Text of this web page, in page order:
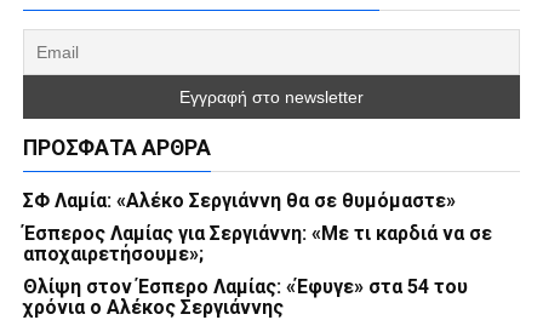
ΠΡΌΣΦΑΤΑ ΆΡΘΡΑ
ΣΦ Λαμία: «Αλέκο Σεργιάννη θα σε θυμόμαστε»
Έσπερος Λαμίας για Σεργιάννη: «Με τι καρδιά να σε
αποχαιρετήσουμε»;
Θλίψη στον Έσπερο Λαμίας: «Έφυγε» στα 54 του
χρόνια ο Αλέκος Σεργιάννης